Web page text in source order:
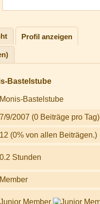
Profil anzeigen
Bastelstube
Monis-Bastelstube
7/9/2007 (0 Beiträge pro Tag)
12 (0% von allen Beiträgen.)
0.2 Stunden
Member
Junior Member